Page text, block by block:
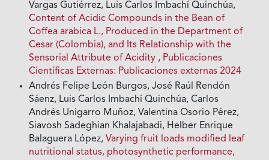
Vargas Gutiérrez, Luis Carlos Imbachí Quinchúa,
Content of Acidic Compounds in the Bean of
Coffea arabica L., Produced in the Department of
Cesar (Colombia), and Its Relationship with the
Sensorial Attribute of Acidity , Publicaciones
Científicas Externas: Publicaciones externas 2024
Andrés Felipe León Burgos, José Raúl Rendón
Sáenz, Luis Carlos Imbachí Quinchúa, Carlos
Andrés Unigarro Muñoz, Valentina Osorio Pérez,
Siavosh Sadeghian Khalajabadi, Helber Enrique
Balaguera López,Varying fruit loads modified leaf
nutritional status, photosynthetic performance,